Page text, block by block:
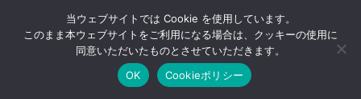
当ウェブサイトでは Cookie を使用しています。
このまま本ウェブサイトをご利用になる場合は、クッキーの使用に
同意いただいたものとさせていただきます。
OK
Cookieポリシー